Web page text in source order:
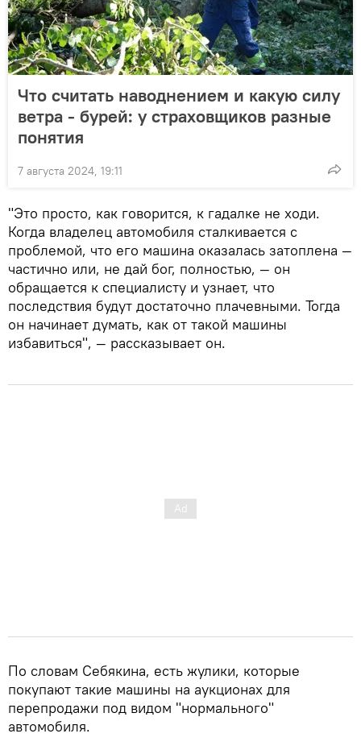
Что считать наводнением и какую силу
ветра - бурей: у страховщиков разные
понятия
7 августа 2024, 19:11
"Это просто, как говорится, к гадалке не ходи.
Когда владелец автомобиля сталкивается с
проблемой, что его машина оказалась затоплена —
частично или, не дай бог, полностью, — он
обращается к специалисту и узнает, что
последствия будут достаточно плачевными. Тогда
он начинает думать, как от такой машины
избавиться", — рассказывает он.
По словам Себякина, есть жулики, которые
покупают такие машины на аукционах для
перепродажи под видом "нормального"
автомобиля.